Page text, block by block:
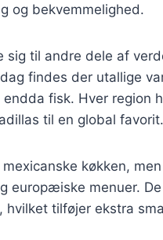
og bekvemmelighed.
til andre dele af
findes der utallige
fisk. Hver region
til en global favorit.
køkken,
europæiske menuer.
hvilket tilføjer ekstra